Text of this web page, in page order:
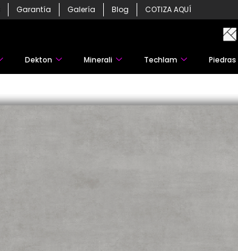
Garantía Galería Blog COTIZA AQUÍ
Dekton Minerali Techlam